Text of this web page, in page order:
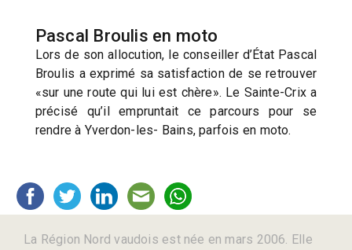
Pascal Broulis en moto
Lors de son allocution, le conseiller d’État Pascal
Broulis a exprimé sa satisfaction de se retrouver
«sur une route qui lui est chère». Le Sainte-Crix a
précisé qu’il empruntait ce parcours pour se
rendre à Yverdon-les- Bains, parfois en moto.
La Région Nord vaudois est née en mars 2006. Elle